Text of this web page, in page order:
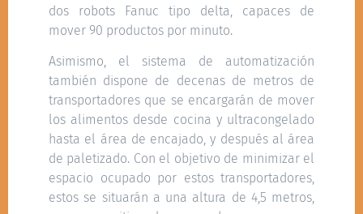
dos robots Fanuc tipo delta, capaces de
mover 90 productos por minuto.
Asimismo, el sistema de automatización
también dispone de decenas de metros de
transportadores que se encargarán de mover
los alimentos desde cocina y ultracongelado
hasta el área de encajado, y después al área
de paletizado. Con el objetivo de minimizar el
espacio ocupado por estos transportadores,
estos se situarán a una altura de 4,5 metros,